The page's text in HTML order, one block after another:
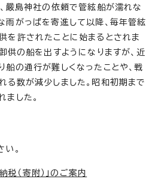
嚴島神社の依頼で管絃船が濡れな
雨がっぱを寄進して以降、毎年管絃
を許されたことに始まるとされま
供の船を出すようになりますが、近
の通行が難しくなったことや、戦
る数が減少しました。昭和初期まで
した。
。
税（寄附）」のご案内